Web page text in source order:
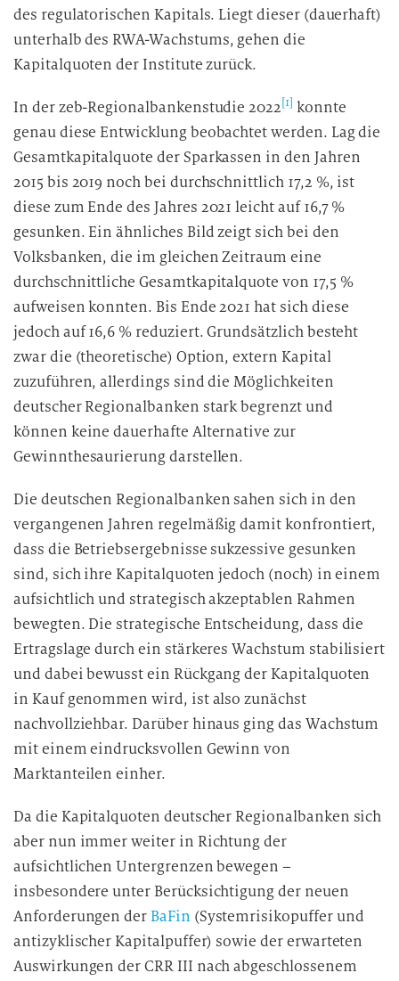
des regulatorischen Kapitals. Liegt dieser (dauerhaft)
unterhalb des RWA-Wachstums, gehen die
Kapitalquoten der Institute zurück.
In der zeb-Regionalbankenstudie 2022 [1] konnte
genau diese Entwicklung beobachtet werden. Lag die
Gesamtkapitalquote der Sparkassen in den Jahren
2015 bis 2019 noch bei durchschnittlich 17,2 %, ist
diese zum Ende des Jahres 2021 leicht auf 16,7 %
gesunken. Ein ähnliches Bild zeigt sich bei den
Volksbanken, die im gleichen Zeitraum eine
durchschnittliche Gesamtkapitalquote von 17,5 %
aufweisen konnten. Bis Ende 2021 hat sich diese
jedoch auf 16,6 % reduziert. Grundsätzlich besteht
zwar die (theoretische) Option, extern Kapital
zuzuführen, allerdings sind die Möglichkeiten
deutscher Regionalbanken stark begrenzt und
können keine dauerhafte Alternative zur
Gewinnthesaurierung darstellen.
Die deutschen Regionalbanken sahen sich in den
vergangenen Jahren regelmäßig damit konfrontiert,
dass die Betriebsergebnisse sukzessive gesunken
sind, sich ihre Kapitalquoten jedoch (noch) in einem
aufsichtlich und strategisch akzeptablen Rahmen
bewegten. Die strategische Entscheidung, dass die
Ertragslage durch ein stärkeres Wachstum stabilisiert
und dabei bewusst ein Rückgang der Kapitalquoten
in Kauf genommen wird, ist also zunächst
nachvollziehbar. Darüber hinaus ging das Wachstum
mit einem eindrucksvollen Gewinn von
Marktanteilen einher.
Da die Kapitalquoten deutscher Regionalbanken sich
aber nun immer weiter in Richtung der
aufsichtlichen Untergrenzen bewegen –
insbesondere unter Berücksichtigung der neuen
Anforderungen derBaFin (Systemrisikopuffer und
antizyklischer Kapitalpuffer) sowie der erwarteten
Auswirkungen der CRR III nach abgeschlossenem